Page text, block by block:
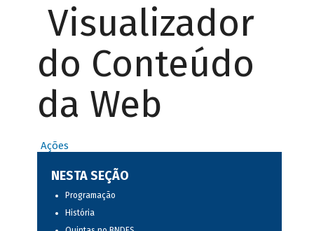
Visualizador
do Conteúdo
da Web
Ações
NESTA SEÇÃO
Programação
História